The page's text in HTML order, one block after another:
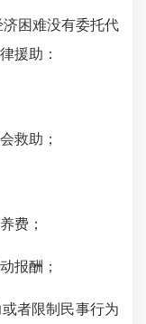
困难没有委托代
援助：
救助；
费；
报酬；
者限制民事行为